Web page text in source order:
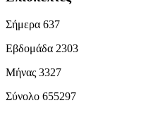
Σήμερα 637
Εβδομάδα 2303
Μήνας 3327
Σύνολο 655297